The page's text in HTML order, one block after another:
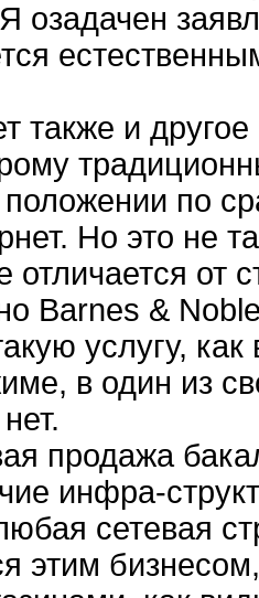
озадачен
и другое
по
Но это не
отличается от
Barnes &
услугу,
в один из
продажа
инфра-
сетевая
бизнесом,